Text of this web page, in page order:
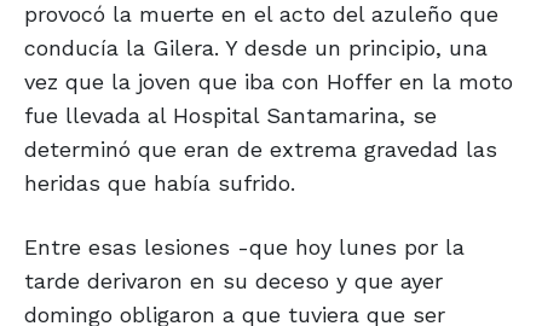
provocó la muerte en el acto del azuleño que
conducía la Gilera. Y desde un principio, una
vez que la joven que iba con Hoffer en la moto
fue llevada al Hospital Santamarina, se
determinó que eran de extrema gravedad las
heridas que había sufrido.
Entre esas lesiones -que hoy lunes por la
tarde derivaron en su deceso y que ayer
domingo obligaron a que tuviera que ser